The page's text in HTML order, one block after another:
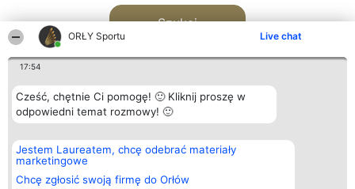
ORŁY Sportu Live chat
17:54
Cześć, chętnie Ci pomogę! 🙂 Kliknij proszę w
odpowiedni temat rozmowy! 🙂
Jestem Laureatem, chcę odebrać materiały
marketingowe
Chcę zgłosić swoją firmę do Orłów
Szukaj
Organizator plebiscytu
Bright Side Solutions sp. z o.
o. sp. k.
ul. Ruska 22
Wrocław 50-079
Plebiscyt
Laureaci
wszystkich
Laureatów
Kontakt
Kontakt